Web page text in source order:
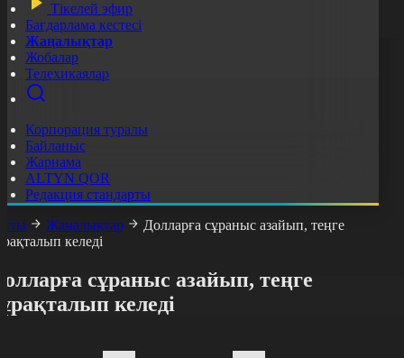
Тікелей эфир
Бағдарлама кестесі
Жаңалықтар
Жобалар
Телехикаялар
Корпорация туралы
Байланыс
Жарнама
ALTYN QOR
Редакция стандарты
Жаңалықтар
Долларға сұраныс азайып, теңге
келеді
сұраныс азайып, теңге
келеді